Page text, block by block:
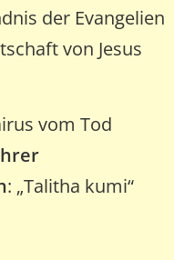
der Evangelien
von Jesus
vom Tod
: „Talitha kumi“